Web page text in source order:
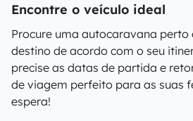
Encontre o veículo ideal
Procure uma autocaravana perto
destino de acordo com o seu
precise as datas de partida e
de viagem perfeito para as suas
espera!